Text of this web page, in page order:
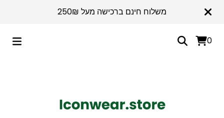
משלוח חינם ברכישה מעל 250₪
0